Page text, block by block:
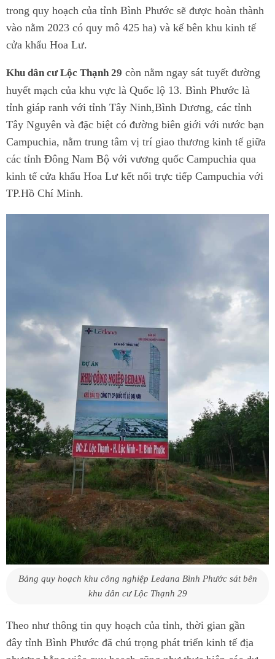
trong quy hoạch của tỉnh Bình Phước sẽ được hoàn thành
vào nằm 2023 có quy mô 425 ha) và kế bên khu kinh tế
cửa khẩu Hoa Lư.
Khu dân cư Lộc Thạnh 29 còn nằm ngay sát tuyết đường
huyết mạch của khu vực là Quốc lộ 13. Bình Phước là
tỉnh giáp ranh với tỉnh Tây Ninh,Bình Dương, các tỉnh
Tây Nguyên và đặc biệt có đường biên giới với nước bạn
Campuchia, nằm trung tâm vị trí giao thương kinh tế giữa
các tỉnh Đông Nam Bộ với vương quốc Campuchia qua
kinh tế cửa khẩu Hoa Lư kết nối trực tiếp Campuchia với
TP.Hồ Chí Minh.
Bảng quy hoạch khu công nghiệp Ledana Bình Phước sát bên
khu dân cư Lộc Thạnh 29
Theo như thông tin quy hoạch của tỉnh, thời gian gần
đây tỉnh Bình Phước đã chú trọng phát triển kinh tế địa